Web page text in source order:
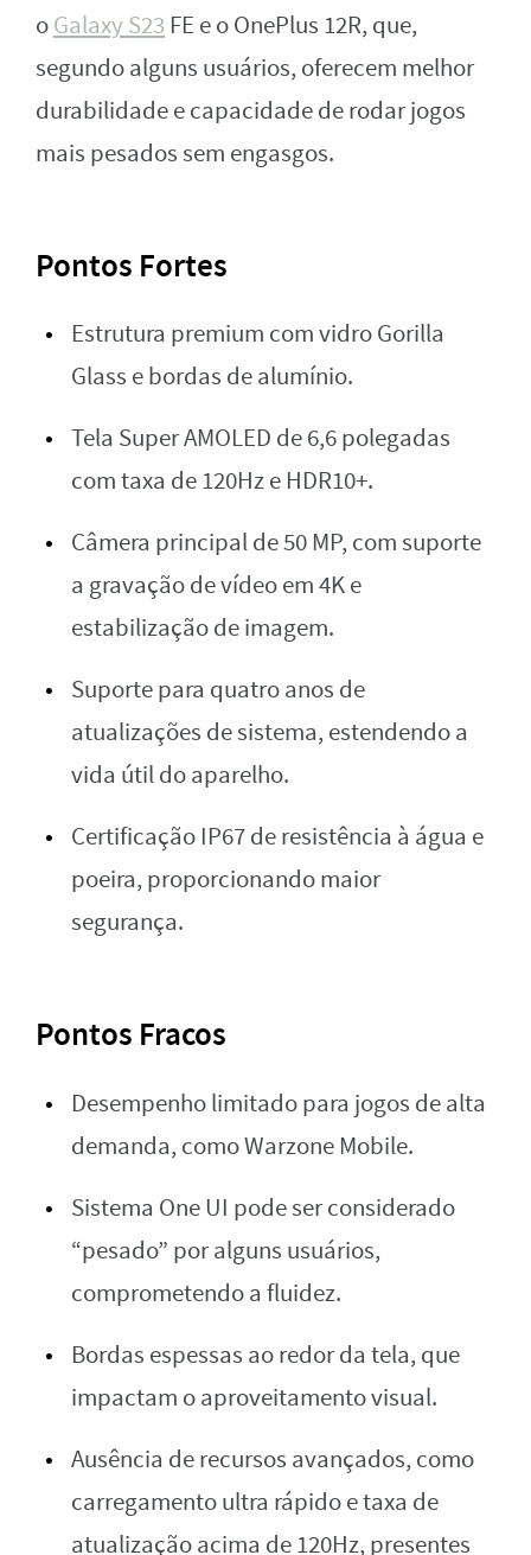
oGalaxy S23 FE e o OnePlus 12R, que,
segundo alguns usuários, oferecem melhor
durabilidade e capacidade de rodar jogos
mais pesados sem engasgos.
Pontos Fortes
Estrutura premium com vidro Gorilla
Glass e bordas de alumínio.
Tela Super AMOLED de 6,6 polegadas
com taxa de 120Hz e HDR10+.
Câmera principal de 50 MP, com suporte
a gravação de vídeo em 4K e
estabilização de imagem.
Suporte para quatro anos de
atualizações de sistema, estendendo a
vida útil do aparelho.
Certificação IP67 de resistência à água e
poeira, proporcionando maior
segurança.
Pontos Fracos
Desempenho limitado para jogos de alta
demanda, como Warzone Mobile.
Sistema One UI pode ser considerado
“pesado” por alguns usuários,
comprometendo a fluidez.
Bordas espessas ao redor da tela, que
impactam o aproveitamento visual.
Ausência de recursos avançados, como
carregamento ultra rápido e taxa de
atualização acima de 120Hz, presentes